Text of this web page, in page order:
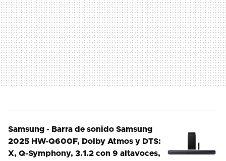
Samsung - Barra de sonido Samsung
2025 HW-Q600F, Dolby Atmos y DTS:
X, Q-Symphony, 3.1.2 con 9 altavoces,